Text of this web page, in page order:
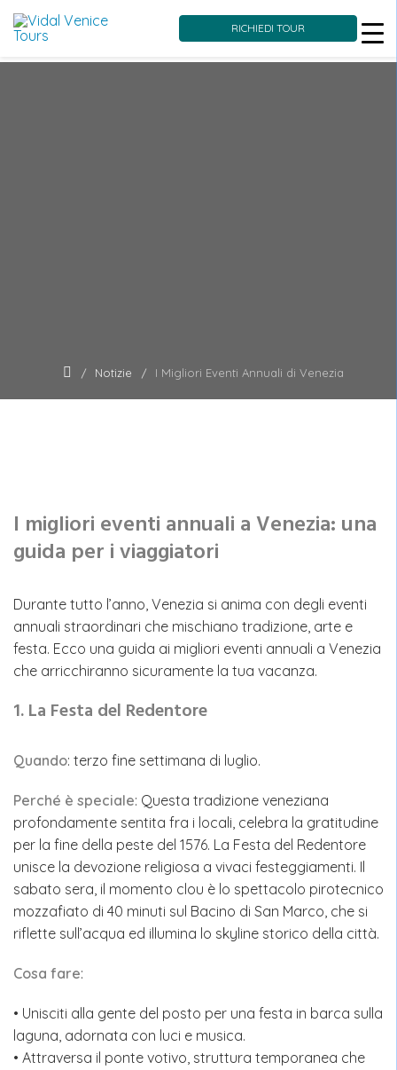
RICHIEDI TOUR
Notizie I Migliori Eventi Annuali di Venezia
I migliori eventi annuali a Venezia: una
guida per i viaggiatori
Durante tutto l’anno, Venezia si anima con degli eventi
annuali straordinari che mischiano tradizione, arte e
festa. Ecco una guida ai migliori eventi annuali a Venezia
che arricchiranno sicuramente la tua vacanza.
1. La Festa del Redentore
Quando: terzo fine settimana di luglio.
Perché è speciale: Questa tradizione veneziana
profondamente sentita fra i locali, celebra la gratitudine
per la fine della peste del 1576. La Festa del Redentore
unisce la devozione religiosa a vivaci festeggiamenti. Il
sabato sera, il momento clou è lo spettacolo pirotecnico
mozzafiato di 40 minuti sul Bacino di San Marco, che si
riflette sull’acqua ed illumina lo skyline storico della città.
Cosa fare:
• Unisciti alla gente del posto per una festa in barca sulla
laguna, adornata con luci e musica.
• Attraversa il ponte votivo, struttura temporanea che